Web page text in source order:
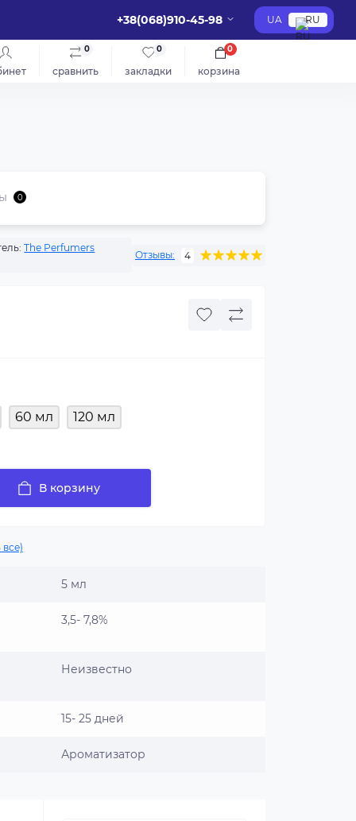
+38(068)910-45-98 UA RU
сравнить
0
закладки
0
корзина
0
0
The Perfumers
Отзывы: 4
60 мл 120 мл
В корзину
5 мл
3,5- 7,8%
Неизвестно
15- 25 дней
Ароматизатор